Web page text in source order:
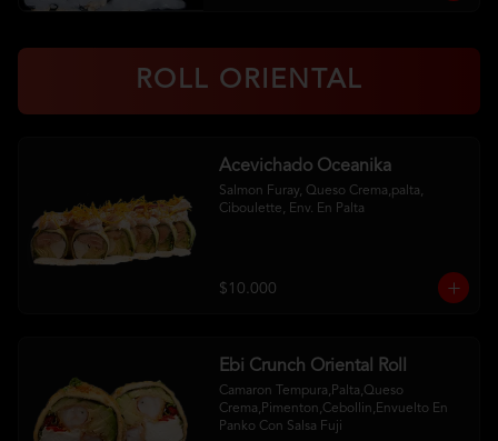
ROLL ORIENTAL
Acevichado Oceanika
Salmon Furay, Queso Crema,palta,
Ciboulette, Env. En Palta
$10.000
Ebi Crunch Oriental Roll
Camaron Tempura,Palta,Queso
Crema,Pimenton,Cebollin,Envuelto En
Panko Con Salsa Fuji